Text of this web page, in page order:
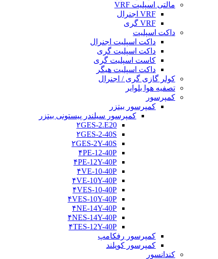
مالتی اسپلیت VRF
VRF اجنرال
VRF گری
داکت اسپلیت
داکت اسپلیت اجنرال
داکت اسپلیت گری
کاست اسپلیت گری
داکت اسپلیت هیگر
کولر گازی گری / اجنرال
تصفیه هوا بلوایر
کمپرسور
کمپرسور بیتزر
کمپرسور سیلندر پیستونی بیتزر
۲GES-2.E20
۲GES-2-40S
۲GES-2Y-40S
۴PE-12-40P
۴PE-12Y-40P
۴VE-10-40P
۴VE-10Y-40P
۴VES-10-40P
۴VES-10Y-40P
۴NE-14Y-40P
۴NES-14Y-40P
۴TES-12Y-40P
کمپرسور رفکامپ
کمپرسور کوپلند
کندانسور